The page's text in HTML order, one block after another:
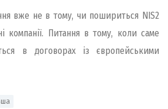
вже не в тому, чи пошириться NIS2
компанії. Питання в тому, коли саме
в договорах із європейськими